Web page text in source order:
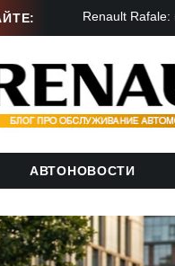
года Renault Rafale:
АВТОНОВОСТИ